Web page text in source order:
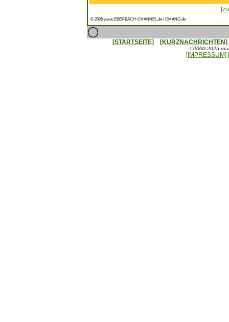
© 2026 www.EBERBACH-CHANNEL.de / OMANO.de
[STARTSEITE] [KURZNACHRICHTEN]
©2000-2025
[IMPRESSUM]